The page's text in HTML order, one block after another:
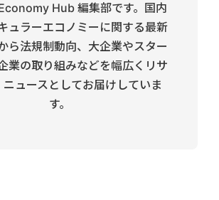
Hub 編集部です。国内
ュラーエコノミーに関する最新
ら法規制動向、大企業やスター
業の取り組みなどを幅広くリサ
ニュースとしてお届けしていま
す。